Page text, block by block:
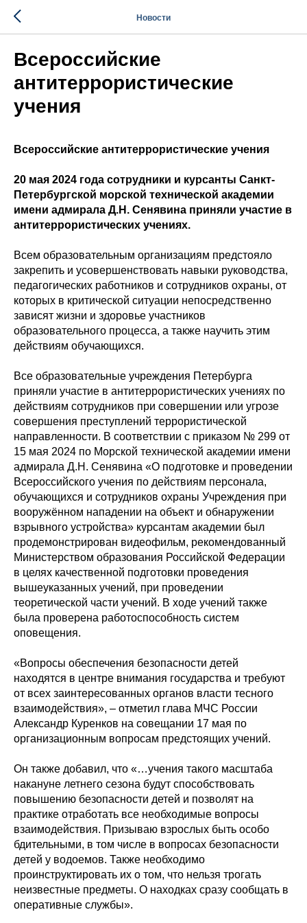
Новости
Всероссийские
антитеррористические
учения
Всероссийские антитеррористические учения
20 мая 2024 года сотрудники и курсанты Санкт-
Петербургской морской технической академии
имени адмирала Д.Н. Сенявина приняли участие в
антитеррористических учениях.
Всем образовательным организациям предстояло
закрепить и усовершенствовать навыки руководства,
педагогических работников и сотрудников охраны, от
которых в критической ситуации непосредственно
зависят жизни и здоровье участников
образовательного процесса, а также научить этим
действиям обучающихся.
Все образовательные учреждения Петербурга
приняли участие в антитеррористических учениях по
действиям сотрудников при совершении или угрозе
совершения преступлений террористической
направленности. В соответствии с приказом № 299 от
15 мая 2024 по Морской технической академии имени
адмирала Д.Н. Сенявина «О подготовке и проведении
Всероссийского учения по действиям персонала,
обучающихся и сотрудников охраны Учреждения при
вооружённом нападении на объект и обнаружении
взрывного устройства» курсантам академии был
продемонстрирован видеофильм, рекомендованный
Министерством образования Российской Федерации
в целях качественной подготовки проведения
вышеуказанных учений, при проведении
теоретической части учений. В ходе учений также
была проверена работоспособность систем
оповещения.
«Вопросы обеспечения безопасности детей
находятся в центре внимания государства и требуют
от всех заинтересованных органов власти тесного
взаимодействия», – отметил глава МЧС России
Александр Куренков на совещании 17 мая по
организационным вопросам предстоящих учений.
Он также добавил, что «…учения такого масштаба
накануне летнего сезона будут способствовать
повышению безопасности детей и позволят на
практике отработать все необходимые вопросы
взаимодействия. Призываю взрослых быть особо
бдительными, в том числе в вопросах безопасности
детей у водоемов. Также необходимо
проинструктировать их о том, что нельзя трогать
неизвестные предметы. О находках сразу сообщать в
оперативные службы».